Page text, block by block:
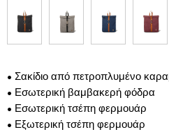
• Σακίδιο από πετροπλυμένο
• Εσωτερική βαμβακερή φόδρα
• Εσωτερική τσέπη φερμουάρ
• Εξωτερική τσέπη φερμουάρ